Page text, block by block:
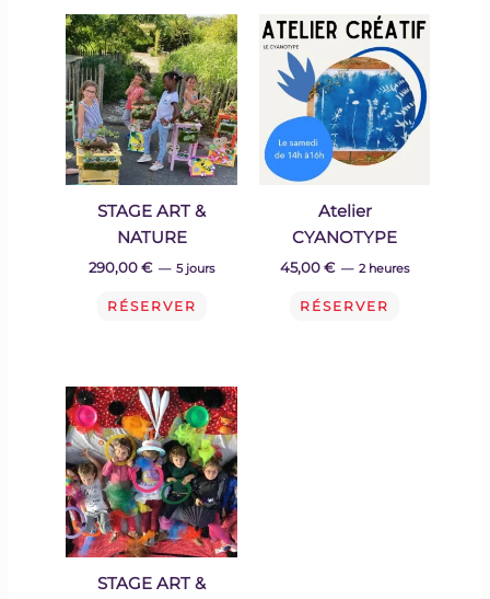
STAGE ART &
NATURE
290,00 € 5 jours
RÉSERVER
Atelier
CYANOTYPE
45,00€ 2 heures
RÉSERVER
STAGE ART &